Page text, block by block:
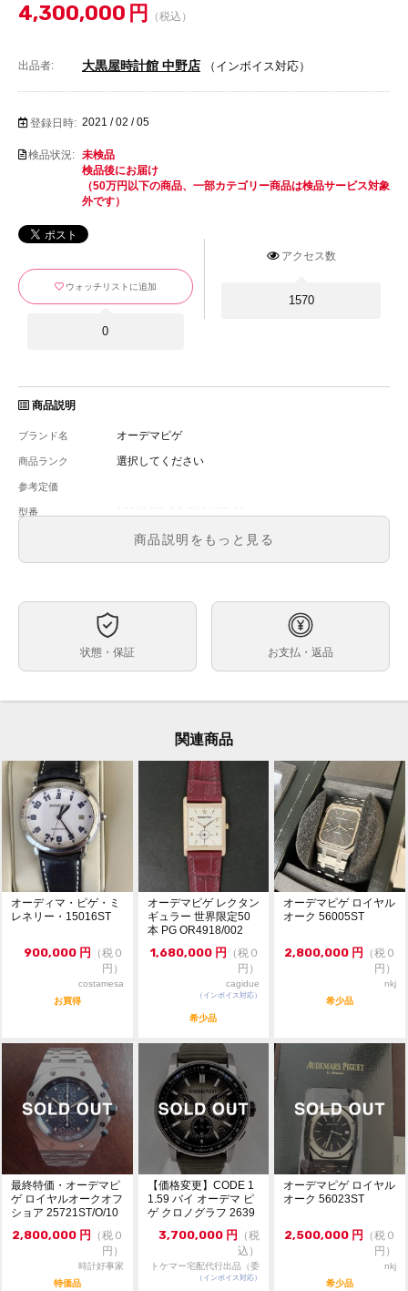
4,300,000 円 （税込）
出品者: 大黒屋時計館 中野店 （インボイス対応）
登録日時: 2021 / 02 / 05
検品状況: 未検品
検品後にお届け
（50万円以下の商品、一部カテゴリー商品は検品サービス対象
外です）
アクセス数
1570
ウォッチリストに追加
0
商品説明
ブランド名 オーデマピゲ
商品ランク 選択してください
参考定価
型番
黒文字盤
ムーブメント 自動巻
約15.0～18.0cm
メーカー保証書の有無
ますが、ほとんどキズの見当たらない極美品です。ベル
トも綺麗で使用感の見られない状態です。
コメント
2019年に登場のPG×革ベルトのロイヤルオーク、
15500ORのご紹介です。自社ムーブメント“cal.4302”を
搭載し、パワーリザーブは約70時間を有しています。
文字盤のAPロゴやインデックスが大きくなり視認性も
向上しています。ぜひご検討下さい。
※店頭でも販売をしておりますので、売り切れの際はご
了承ください。ご来店前に在庫の有無のご確認をお勧め
します。
※こちらの商品は『現金特価』となっており、『銀行振
込』での価格となります。クレジットカードでの決済は
別途お問い合わせください。
※価格に関してのお問い合わせはメッセージでご質問頂
いてもお答えしておりません。直接店頭へお問い合わせ
大黒屋 時計館中野店
TEL:03-5318-5250
商品説明をもっと見る
状態・保証 お支払・返品
関連商品
オーディマ・ピゲ・ミ
レネリー・15016ST
900,000 円
（税０
円）
costamesa
お買得
オーデマピゲ レクタン
ギュラー 世界限定50
本 PG OR4918/002
1,680,000 円
（税０
円）
cagidue
（インボイス対応）
希少品
オーデマピゲ ロイヤル
オーク 56005ST
2,800,000 円
（税０
円）
nkj
希少品
最終特価・オーデマピ
ゲ ロイヤルオークオフ
ショア 25721ST/O/10
2,800,000 円 （税０
円）
時計好事家
特価品
【価格変更】CODE 1
1.59 バイ オーデマ ピ
ゲ クロノグラフ 2639
3,700,000 円 （税
込）
トケマー宅配代行出品（委
託販売）
（インボイス対応）
オーデマピゲ ロイヤル
オーク 56023ST
2,500,000 円 （税０
円）
nkj
希少品